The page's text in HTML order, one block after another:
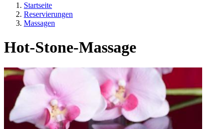
Startseite
Reservierungen
️Massagen
Hot-Stone-Massage